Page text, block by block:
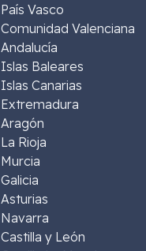
País Vasco
Comunidad Valenciana
Andalucía
Islas Baleares
Islas Canarias
Extremadura
Aragón
La Rioja
Murcia
Galicia
Asturias
Navarra
Castilla y León